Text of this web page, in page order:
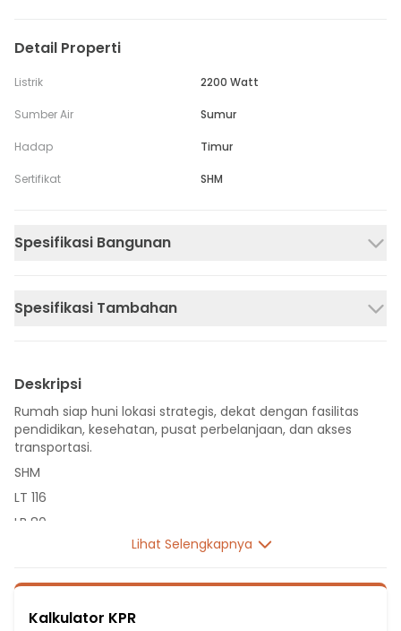
Detail Properti
Listrik 2200 Watt
Sumber Air Sumur
Hadap Timur
Sertifikat SHM
Spesifikasi Bangunan
Spesifikasi Tambahan
Deskripsi
Rumah siap huni lokasi strategis, dekat dengan fasilitas
pendidikan, kesehatan, pusat perbelanjaan, dan akses
transportasi.
SHM
LT 116
LB 80
2 Kamar Mandi
Lihat Selengkapnya
Kalkulator KPR